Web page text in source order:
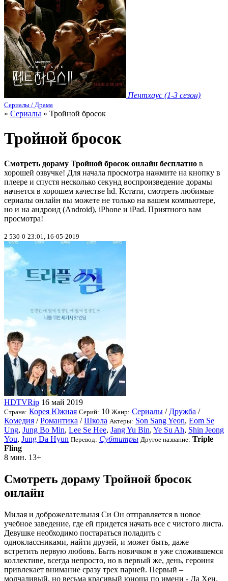
Пентхаус (1-3 сезон)
Сериалы / Драма
» Сериалы » Тройной бросок
Тройной бросок
Смотреть дораму Тройной бросок онлайн бесплатно в
хорошей озвучке! Для начала просмотра нажмите на кнопку в
плеере и спустя несколько секунд воспроизведение дорамы
начнется в хорошем качестве hd. Кстати, смотреть любимые
сериалы онлайн вы можете не только на вашем компьютере,
но и на андроид (Android), iPhone и iPad. Приятного вам
просмотра!
2 530 0 23:01, 16-05-2019
HDTVRip 16 май 2019
Страна: Корея Южная Серий: 10 Жанр: Сериалы / Дружба /
Комедия /Романтика /Школа Актеры: Son Sang Yeon, Eom Se
Ung, Jung Bo Min, Lee Se Hee, Jang Yu Bin, Ye Su Ah, Shin Jeong
You, Jung Da Hyun Перевод: Субтитры Другое название: Triple
Fling
8 мин. 13+
Смотреть дораму Тройной бросок
онлайн
Милая и доброжелательная Си Он отправляется в новое
учебное заведение, где ей придется начать все с чистого листа.
Девушке необходимо постараться поладить с
одноклассниками, найти друзей, и может быть, даже
встретить первую любовь. Быть новичком в уже сложившемся
коллективе, всегда непросто, но в первый же, день, героиня
привлекает внимание сразу трех парней. Первый –
молчаливый, но весьма красивый юноша по имени - Да Хен.